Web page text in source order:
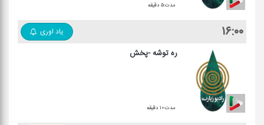
مدت:۵ دقیقه
۱۶:۰۰ یاد اوری
ره توشه -پخش
مدت:۱۰ دقیقه